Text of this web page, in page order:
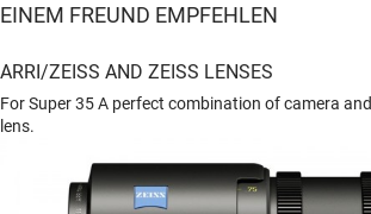
EINEM FREUND EMPFEHLEN
ARRI/ZEISS AND ZEISS LENSES
For Super 35 A perfect combination of camera and
lens.